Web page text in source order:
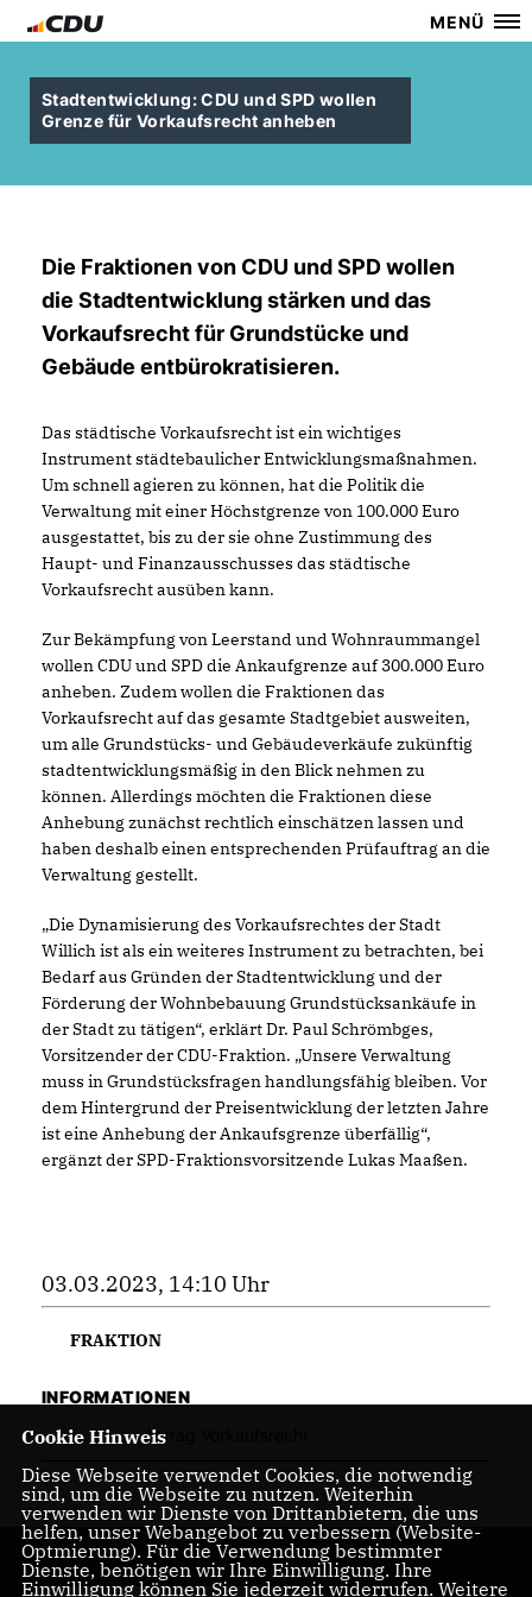
MENÜ
Stadtentwicklung: CDU und SPD wollen
Grenze für Vorkaufsrecht anheben
Die Fraktionen von CDU und SPD wollen
die Stadtentwicklung stärken und das
Vorkaufsrecht für Grundstücke und
Gebäude entbürokratisieren.
Das städtische Vorkaufsrecht ist ein wichtiges
Instrument städtebaulicher Entwicklungsmaßnahmen.
Um schnell agieren zu können, hat die Politik die
Verwaltung mit einer Höchstgrenze von 100.000 Euro
ausgestattet, bis zu der sie ohne Zustimmung des
Haupt- und Finanzausschusses das städtische
Vorkaufsrecht ausüben kann.
Zur Bekämpfung von Leerstand und Wohnraummangel
wollen CDU und SPD die Ankaufgrenze auf 300.000 Euro
anheben. Zudem wollen die Fraktionen das
Vorkaufsrecht auf das gesamte Stadtgebiet ausweiten,
um alle Grundstücks- und Gebäudeverkäufe zukünftig
stadtentwicklungsmäßig in den Blick nehmen zu
können. Allerdings möchten die Fraktionen diese
Anhebung zunächst rechtlich einschätzen lassen und
haben deshalb einen entsprechenden Prüfauftrag an die
Verwaltung gestellt.
Die Dynamisierung des Vorkaufsrechtes der Stadt
Willich ist als ein weiteres Instrument zu betrachten, bei
Bedarf aus Gründen der Stadtentwicklung und der
Förderung der Wohnbebauung Grundstücksankäufe in
der Stadt zu tätigen“, erklärt Dr. Paul Schrömbges,
Vorsitzender der CDU-Fraktion. „Unsere Verwaltung
muss in Grundstücksfragen handlungsfähig bleiben. Vor
dem Hintergrund der Preisentwicklung der letzten Jahre
ist eine Anhebung der Ankaufsgrenze überfällig“,
ergänzt der SPD-Fraktionsvorsitzende Lukas Maaßen.
03.03.2023, 14:10 Uhr
FRAKTION
INFORMATIONEN
Antrag Vorkaufsrecht
Cookie Hinweis
Diese Webseite verwendet Cookies, die notwendig
sind, um die Webseite zu nutzen. Weiterhin
verwenden wir Dienste von Drittanbietern, die uns
helfen, unser Webangebot zu verbessern (Website-
Optmierung). Für die Verwendung bestimmter
Dienste, benötigen wir Ihre Einwilligung. Ihre
Einwilligung können Sie jederzeit widerrufen. Weitere